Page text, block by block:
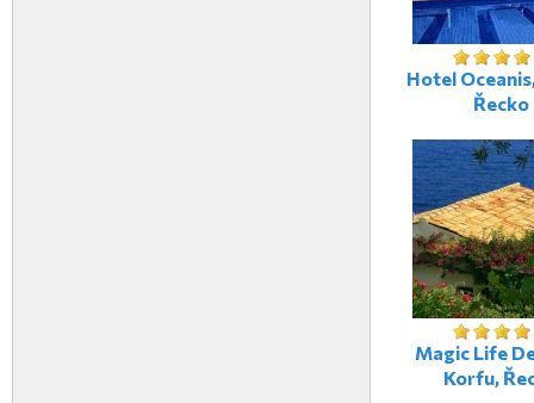
Hotel
Řecko
Magic Life
Korfu,